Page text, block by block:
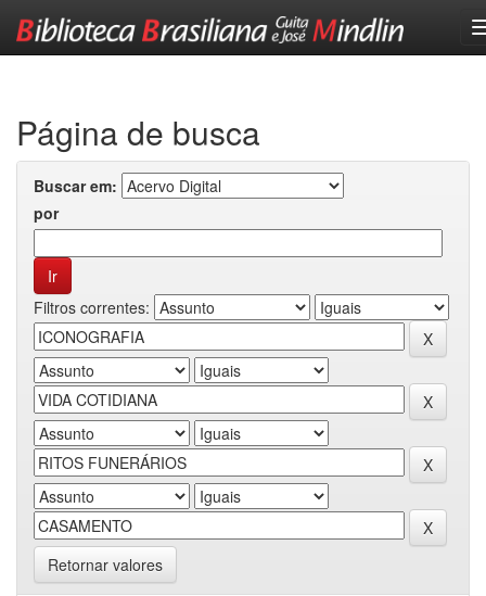
Página de busca
Buscar em:
por
Filtros correntes:
Retornar valores